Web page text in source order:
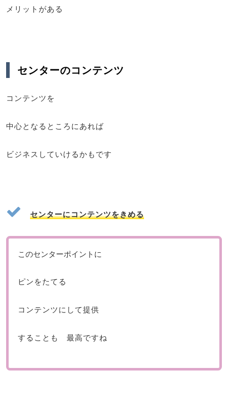
メリットがある
センターのコンテンツ
コンテンツを
中心となるところにあれば
ビジネスしていけるかもです
センターにコンテンツをきめる
このセンターポイントに
ピンをたてる
コンテンツにして提供
することも 最高ですね